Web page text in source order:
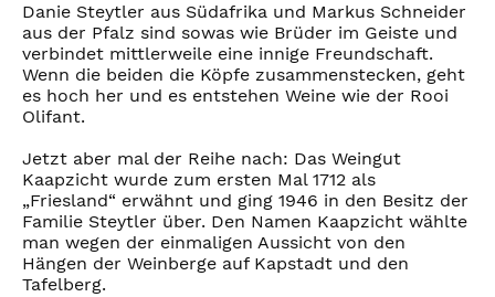
Danie Steytler aus Südafrika und Markus Schneider
aus der Pfalz sind sowas wie Brüder im Geiste und
verbindet mittlerweile eine innige Freundschaft.
Wenn die beiden die Köpfe zusammenstecken, geht
es hoch her und es entstehen Weine wie der Rooi
Olifant.
Jetzt aber mal der Reihe nach: Das Weingut
Kaapzicht wurde zum ersten Mal 1712 als
„Friesland“ erwähnt und ging 1946 in den Besitz der
Familie Steytler über. Den Namen Kaapzicht wählte
man wegen der einmaligen Aussicht von den
Hängen der Weinberge auf Kapstadt und den
Tafelberg.